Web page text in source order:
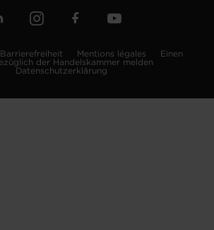
Mentions légales
Einen
der Handelskammer melden
Datenschutzerklärung